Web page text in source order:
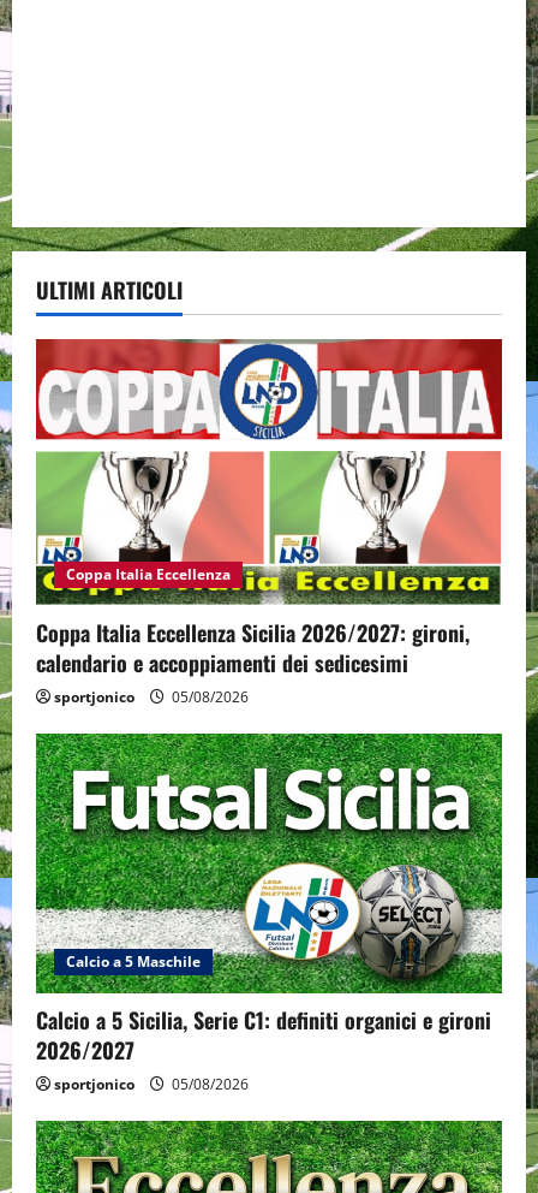
ULTIMI ARTICOLI
Coppa Italia Eccellenza
Coppa Italia Eccellenza Sicilia 2026/2027: gironi,
calendario e accoppiamenti dei sedicesimi
sportjonico 05/08/2026
Calcio a 5 Maschile
Calcio a 5 Sicilia, Serie C1: definiti organici e gironi
2026/2027
sportjonico 05/08/2026